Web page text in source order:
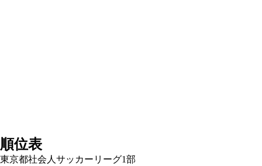
順位表
東京都社会人サッカーリーグ1部